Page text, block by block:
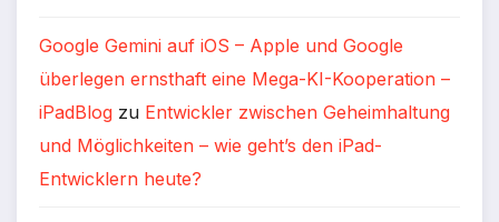
Google Gemini auf iOS – Apple und Google
überlegen ernsthaft eine Mega-KI-Kooperation –
iPadBlog zu Entwickler zwischen Geheimhaltung
und Möglichkeiten – wie geht’s den iPad-
Entwicklern heute?